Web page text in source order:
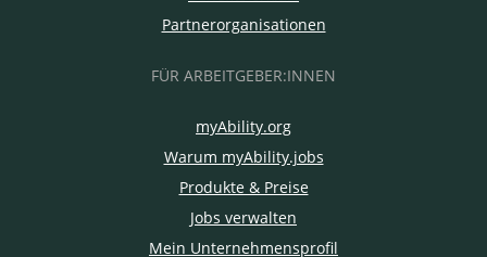
Partnerorganisationen
FÜR ARBEITGEBER:INNEN
myAbility.org
Warum myAbility.jobs
Produkte & Preise
Jobs verwalten
Mein Unternehmensprofil